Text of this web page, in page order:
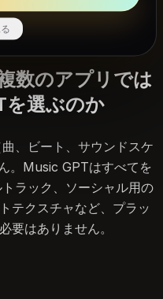
数のアプリでは
選ぶのか
、ビート、サウンドスケ
。Music GPTはすべてを
ラック、ソーシャル用の
テクスチャなど、プラッ
要はありません。